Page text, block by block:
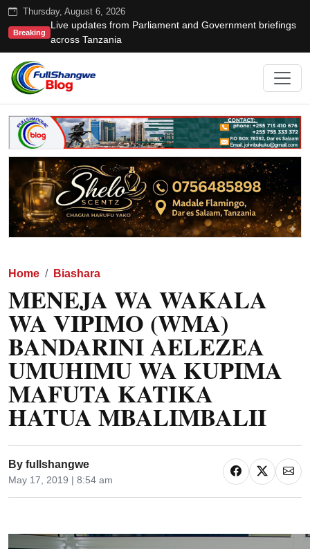
Thursday, August 6, 2026
Breaking
Live updates from Parliament and Government briefings
across Tanzania
Home Biashara
MENEJA WA WAKALA
WA VIPIMO (WMA)
BANDARINI AELEZEA
UMUHIMU WA KUPIMA
MAFUTA KATIKA
HATUA MBALIMBALII
By fullshangwe
May 17, 2019 | 8:54 am